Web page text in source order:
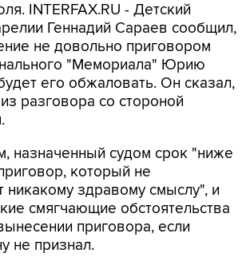
INTERFAX.RU - Детский
Геннадий Сараев сообщил,
не довольно приговором
"Мемориала" Юрию
его обжаловать. Он сказал,
разговора со стороной
назначенный судом срок "ниже
который не
никакому здравому смыслу", и
смягчающие обстоятельства
приговора, если
не признал.